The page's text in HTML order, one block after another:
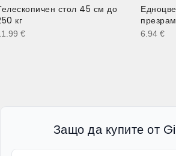
стол 45 см до
кг
€ 6.94 €
Защо да купите от